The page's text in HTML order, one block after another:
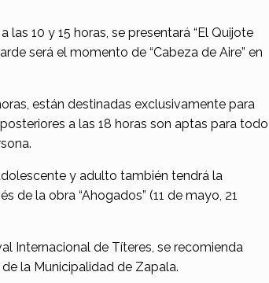
10 y 15 horas, se presentará “El Quijote
será el momento de “Cabeza de Aire” en
están destinadas exclusivamente para
a las 18 horas son aptas para todo
y adulto también tendrá la
la obra “Ahogados” (11 de mayo, 21
Internacional de Títeres, se recomienda
la Municipalidad de Zapala.